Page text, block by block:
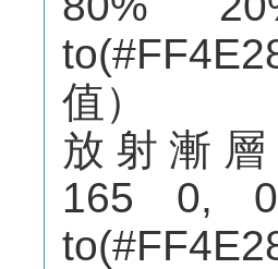
值）
放射漸層
165 0,